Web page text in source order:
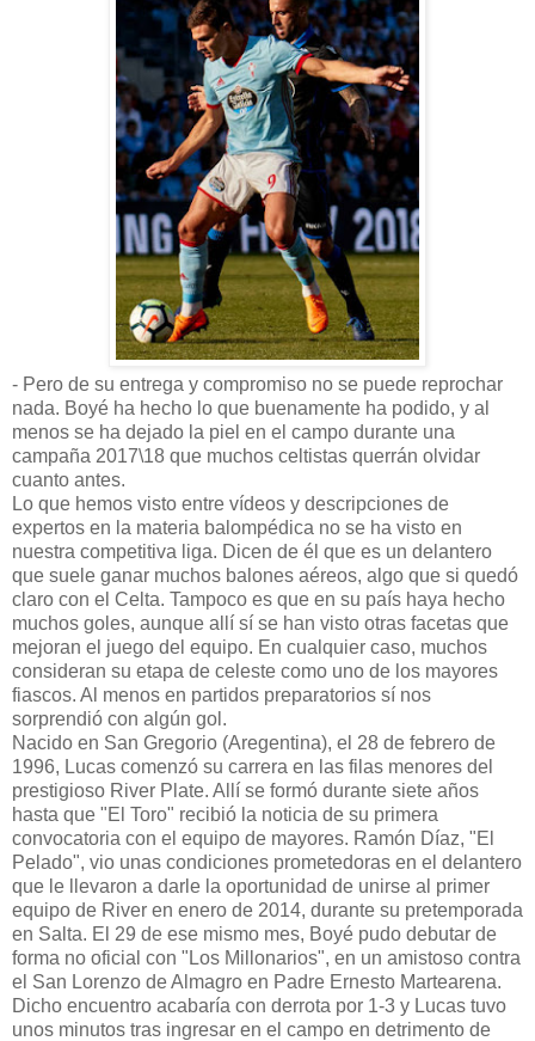
- Pero de su entrega y compromiso no se puede reprochar
nada. Boyé ha hecho lo que buenamente ha podido, y al
menos se ha dejado la piel en el campo durante una
campaña 2017\18 que muchos celtistas querrán olvidar
cuanto antes.
Lo que hemos visto entre vídeos y descripciones de
expertos en la materia balompédica no se ha visto en
nuestra competitiva liga. Dicen de él que es un delantero
que suele ganar muchos balones aéreos, algo que si quedó
claro con el Celta. Tampoco es que en su país haya hecho
muchos goles, aunque allí sí se han visto otras facetas que
mejoran el juego del equipo. En cualquier caso, muchos
consideran su etapa de celeste como uno de los mayores
fiascos. Al menos en partidos preparatorios sí nos
sorprendió con algún gol.
Nacido en San Gregorio (Aregentina), el 28 de febrero de
1996, Lucas comenzó su carrera en las filas menores del
prestigioso River Plate. Allí se formó durante siete años
hasta que "El Toro" recibió la noticia de su primera
convocatoria con el equipo de mayores. Ramón Díaz, "El
Pelado", vio unas condiciones prometedoras en el delantero
que le llevaron a darle la oportunidad de unirse al primer
equipo de River en enero de 2014, durante su pretemporada
en Salta. El 29 de ese mismo mes, Boyé pudo debutar de
forma no oficial con "Los Millonarios", en un amistoso contra
el San Lorenzo de Almagro en Padre Ernesto Martearena.
Dicho encuentro acabaría con derrota por 1-3 y Lucas tuvo
unos minutos tras ingresar en el campo en detrimento de